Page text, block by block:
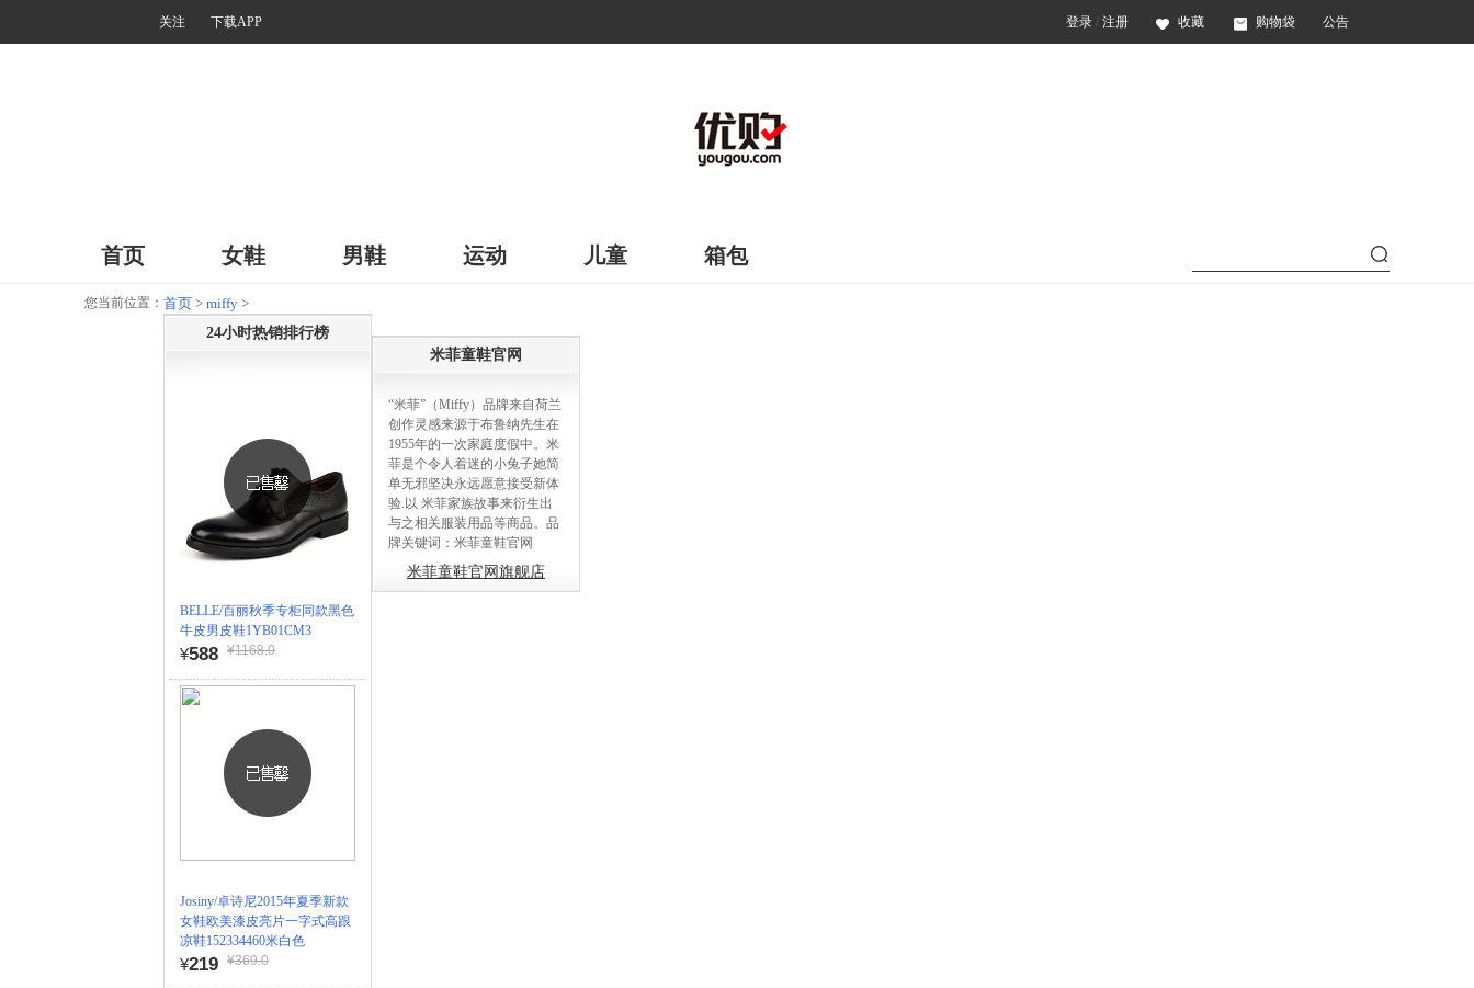
关注 下载APP 登录 / 注册 收藏 购物袋 公告
首页 女鞋 男鞋 运动 儿童 箱包
您当前位置： 首页 > miffy >
24小时热销排行榜
BELLE/百丽秋季专柜同款黑色
牛皮男皮鞋1YB01CM3
¥588 ¥1168.0
Josiny/卓诗尼2015年夏季新款
女鞋欧美漆皮亮片一字式高跟
凉鞋152334460米白色
¥219 ¥369.0
米菲童鞋官网
“米菲”（Miffy）品牌来自荷兰
创作灵感来源于布鲁纳先生在
1955年的一次家庭度假中。米
菲是个令人着迷的小兔子她简
单无邪坚决永远愿意接受新体
验.以 米菲家族故事来衍生出
与之相关服装用品等商品。品
牌关键词：米菲童鞋官网
米菲童鞋官网旗舰店